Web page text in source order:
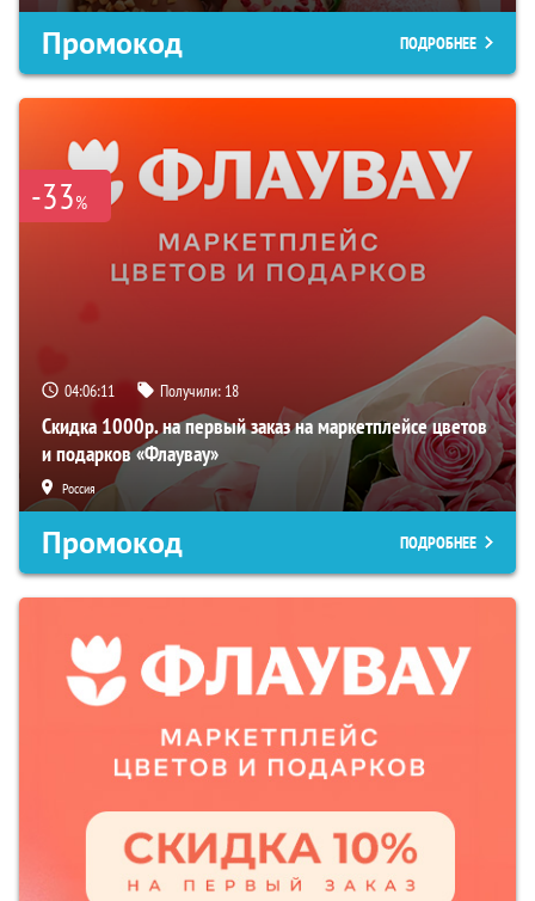
Промокод ПОДРОБНЕЕ
-33%
04:06:10 Получили: 18
Скидка 1000р. на первый заказ на маркетплейсе цветов
и подарков «Флаувау»
Россия
Промокод ПОДРОБНЕЕ